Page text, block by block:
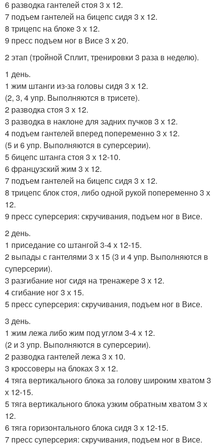
6 разводка гантелей стоя 3 х 12.
7 подъем гантелей на бицепс сидя 3 х 12.
8 трицепс на блоке 3 х 12.
9 пресс подъем ног в Висе 3 х 20.
2 этап (тройной Сплит, тренировки 3 раза в неделю).
1 день.
1 жим штанги из-за головы сидя 3 х 12.
(2, 3, 4 упр. Выполняются в трисете).
2 разводка стоя 3 х 12.
3 разводка в наклоне для задних пучков 3 х 12.
4 подъем гантелей вперед попеременно 3 х 12.
(5 и 6 упр. Выполняются в суперсерии).
5 бицепс штанга стоя 3 х 12-10.
6 французский жим 3 х 12.
7 подъем гантелей на бицепс сидя 3 х 12.
8 трицепс блок стоя, либо одной рукой попеременно 3 х
12.
9 пресс суперсерия: скручивания, подъем ног в Висе.
2 день.
1 приседание со штангой 3-4 х 12-15.
2 выпады с гантелями 3 х 15 (3 и 4 упр. Выполняются в
суперсерии).
3 разгибание ног сидя на тренажере 3 х 12.
4 сгибание ног 3 х 15.
5 пресс суперсерия: скручивания, подъем ног в Висе.
3 день.
1 жим лежа либо жим под углом 3-4 х 12.
(2 и 3 упр. Выполняются в суперсерии).
2 разводка гантелей лежа 3 х 10.
3 кроссоверы на блоках 3 х 12.
4 тяга вертикального блока за голову широким хватом 3
х 12-15.
5 тяга вертикального блока узким обратным хватом 3 х
12.
6 тяга горизонтального блока сидя 3 х 12-15.
7 пресс суперсерия: скручивания, подъем ног в Висе.